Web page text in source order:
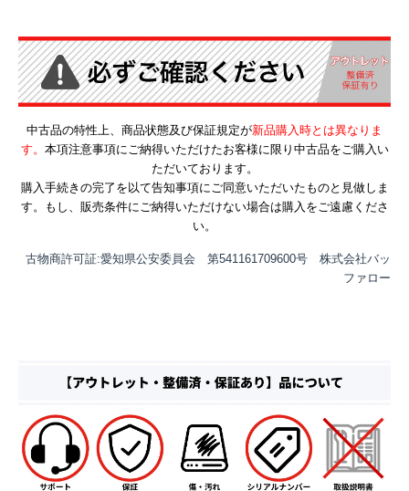
中古品の特性上、商品状態及び保証規定が新品購入時とは異なりま
す。 本項注意事項にご納得いただけたお客様に限り中古品をご購入い
ただいております。
購入手続きの完了を以て告知事項にご同意いただいたものと見做しま
す。もし、販売条件にご納得いただけない場合は購入をご遠慮くださ
い。
古物商許可証:愛知県公安委員会 第541161709600号 株式会社バッ
ファロー